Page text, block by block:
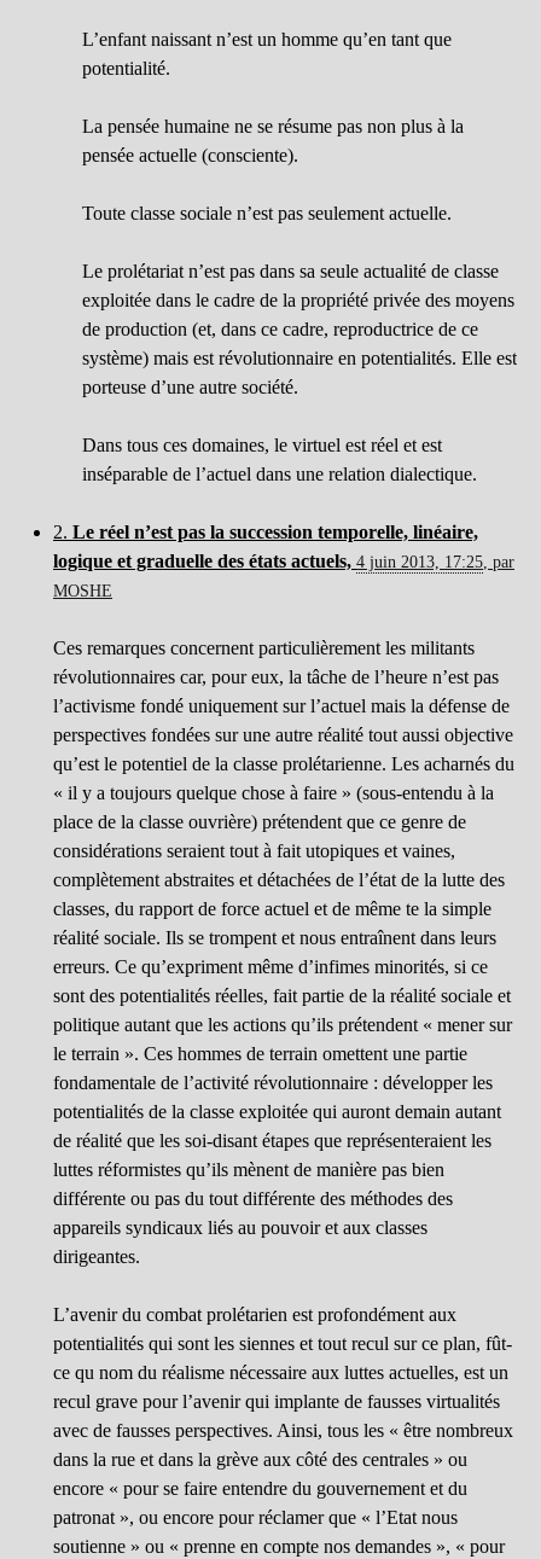
L’enfant naissant n’est un homme qu’en tant que
potentialité.
La pensée humaine ne se résume pas non plus à la
pensée actuelle (consciente).
Toute classe sociale n’est pas seulement actuelle.
Le prolétariat n’est pas dans sa seule actualité de classe
exploitée dans le cadre de la propriété privée des moyens
de production (et, dans ce cadre, reproductrice de ce
système) mais est révolutionnaire en potentialités. Elle est
porteuse d’une autre société.
Dans tous ces domaines, le virtuel est réel et est
inséparable de l’actuel dans une relation dialectique.
2. Le réel n’est pas la succession temporelle, linéaire,
logique et graduelle des états actuels, 4 juin 2013, 17:25, par
MOSHE
Ces remarques concernent particulièrement les militants
révolutionnaires car, pour eux, la tâche de l’heure n’est pas
l’activisme fondé uniquement sur l’actuel mais la défense de
perspectives fondées sur une autre réalité tout aussi objective
qu’est le potentiel de la classe prolétarienne. Les acharnés du
« il y a toujours quelque chose à faire » (sous-entendu à la
place de la classe ouvrière) prétendent que ce genre de
considérations seraient tout à fait utopiques et vaines,
complètement abstraites et détachées de l’état de la lutte des
classes, du rapport de force actuel et de même te la simple
réalité sociale. Ils se trompent et nous entraînent dans leurs
erreurs. Ce qu’expriment même d’infimes minorités, si ce
sont des potentialités réelles, fait partie de la réalité sociale et
politique autant que les actions qu’ils prétendent « mener sur
le terrain ». Ces hommes de terrain omettent une partie
fondamentale de l’activité révolutionnaire : développer les
potentialités de la classe exploitée qui auront demain autant
de réalité que les soi-disant étapes que représenteraient les
luttes réformistes qu’ils mènent de manière pas bien
différente ou pas du tout différente des méthodes des
appareils syndicaux liés au pouvoir et aux classes
dirigeantes.
L’avenir du combat prolétarien est profondément aux
potentialités qui sont les siennes et tout recul sur ce plan, fût-
ce qu nom du réalisme nécessaire aux luttes actuelles, est un
recul grave pour l’avenir qui implante de fausses virtualités
avec de fausses perspectives. Ainsi, tous les « être nombreux
dans la rue et dans la grève aux côté des centrales » ou
encore « pour se faire entendre du gouvernement et du
patronat », ou encore pour réclamer que « l’Etat nous
soutienne » ou « prenne en compte nos demandes », « pour